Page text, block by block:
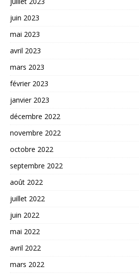
juin 2023
mai 2023
avril 2023
mars 2023
février 2023
janvier 2023
décembre 2022
novembre 2022
octobre 2022
septembre 2022
août 2022
juillet 2022
juin 2022
mai 2022
avril 2022
mars 2022